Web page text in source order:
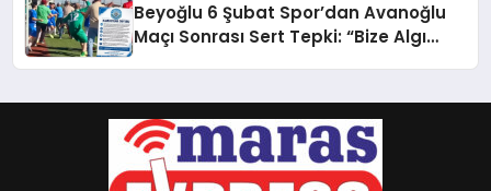
Beyoğlu 6 Şubat Spor’dan Avanoğlu
Maçı Sonrası Sert Tepki: “Bize Algı